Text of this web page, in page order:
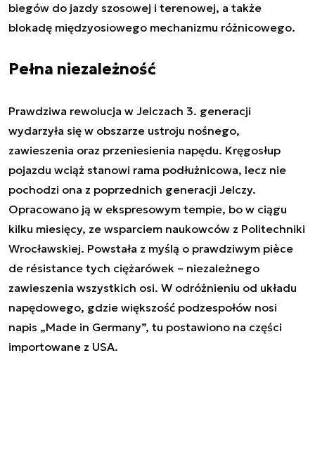
biegów do jazdy szosowej i terenowej, a także
blokadę międzyosiowego mechanizmu różnicowego.
Pełna niezależność
Prawdziwa rewolucja w Jelczach 3. generacji
wydarzyła się w obszarze ustroju nośnego,
zawieszenia oraz przeniesienia napędu. Kręgosłup
pojazdu wciąż stanowi rama podłużnicowa, lecz nie
pochodzi ona z poprzednich generacji Jelczy.
Opracowano ją w ekspresowym tempie, bo w ciągu
kilku miesięcy, ze wsparciem naukowców z Politechniki
Wrocławskiej. Powstała z myślą o prawdziwym pièce
de résistance tych ciężarówek – niezależnego
zawieszenia wszystkich osi. W odróżnieniu od układu
napędowego, gdzie większość podzespołów nosi
napis „Made in Germany”, tu postawiono na części
importowane z USA.